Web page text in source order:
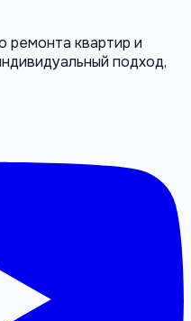
ремонта квартир и
подход,